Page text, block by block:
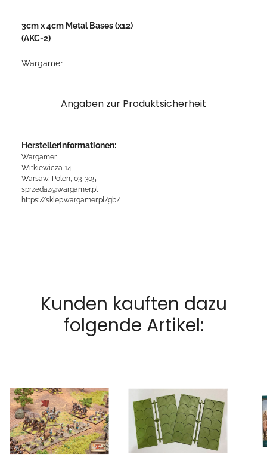
3cm x 4cm Metal Bases (x12)
(AKC-2)
Wargamer
Angaben zur Produktsicherheit
Herstellerinformationen:
Wargamer
Witkiewicza 14
Warsaw, Polen, 03-305
sprzedaz@wargamer.pl
https://sklep.wargamer.pl/gb/
Kunden kauften dazu
folgende Artikel: